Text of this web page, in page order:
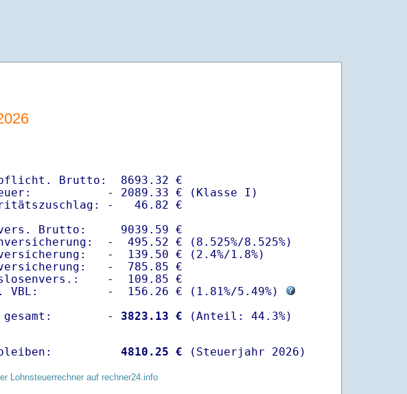
Brutto:  8693.32 €
- 2089.33 € (Klasse I)
-   46.82 €
Brutto:     9039.59 €
-  495.52 € (8.525%/8.525%)
-  139.50 € (2.4%/1.8%)
-  785.85 €
-  109.85 €
VBL:          -  156.26 € ( 1.81%/5.49%)
gesamt:        -
3823.13 €
bleiben: 4810.25 € (Steuerjahr 2026)
Lohnsteuerrechner auf rechner24.info